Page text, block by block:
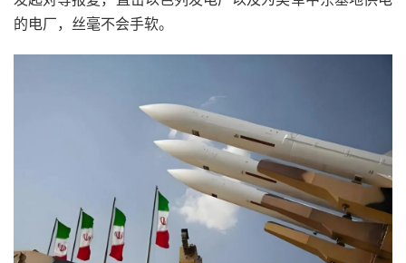
的电厂，丝毫不会手软。